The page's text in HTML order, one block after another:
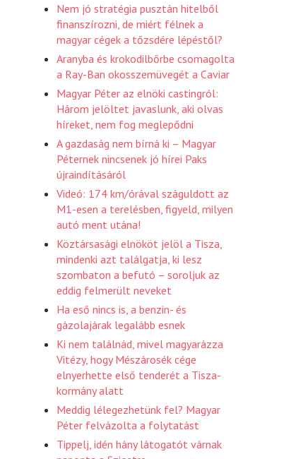
Nem jó stratégia pusztán hitelből
finanszírozni, de miért félnek a
magyar cégek a tőzsdére lépéstől?
Aranyba és krokodilbőrbe csomagolta
a Ray-Ban okosszemüvegét a Caviar
Magyar Péter az elnöki castingról:
Három jelöltet javaslunk, aki olvas
híreket, nem fog meglepődni
A gazdaság nem bírná ki – Magyar
Péternek nincsenek jó hírei Paks
újraindításáról
Videó: 174 km/órával száguldott az
M1-esen a terelésben, figyeld, milyen
autó ment utána!
Köztársasági elnököt jelöl a Tisza,
mindenki azt találgatja, ki lesz
szombaton a befutó – soroljuk az
eddig felmerült neveket
Ha eső nincs is, a benzin- és
gázolajárak legalább esnek
Ki nem találnád, mivel magyarázza
Vitézy, hogy Mészárosék cége
elnyerhette első tenderét a Tisza-
kormány alatt
Meddig lélegezhetünk fel? Magyar
Péter felvázolta a folytatást
Tippelj, idén hány látogatót várnak